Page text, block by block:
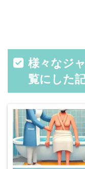
様々なジ
覧にした